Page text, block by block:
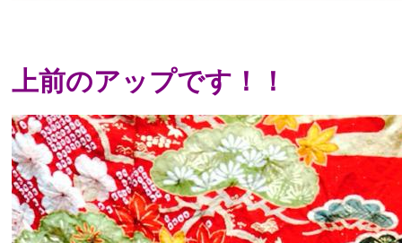
上前のアップです！！